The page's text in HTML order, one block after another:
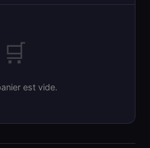
🛒
est vide.